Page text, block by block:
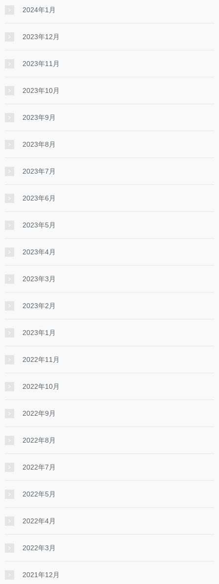
2024年1月
2023年12月
2023年11月
2023年10月
2023年9月
2023年8月
2023年7月
2023年6月
2023年5月
2023年4月
2023年3月
2023年2月
2023年1月
2022年11月
2022年10月
2022年9月
2022年8月
2022年7月
2022年5月
2022年4月
2022年3月
2021年12月